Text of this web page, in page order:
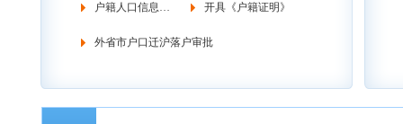
户籍人口信息调查 开具《户籍证明》
外省市户口迁沪落户审批